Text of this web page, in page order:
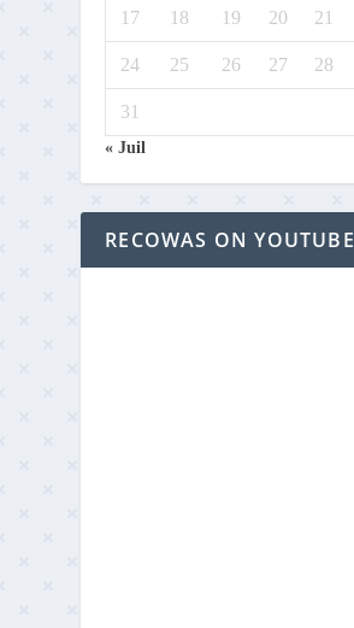
17 18 19 20 21
24 25 26 27 28
31
« Juil
RECOWAS ON YOUTUBE